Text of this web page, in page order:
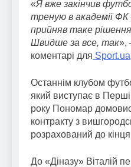
«Я вже закінчив
треную в академії ФК
прийняв таке
Швидше за все, так»,
коментарі для Sport.ua
Останнім клубом
який виступає в
року Пономар
контракту з
розрахований до
До «Діназу» Віталій